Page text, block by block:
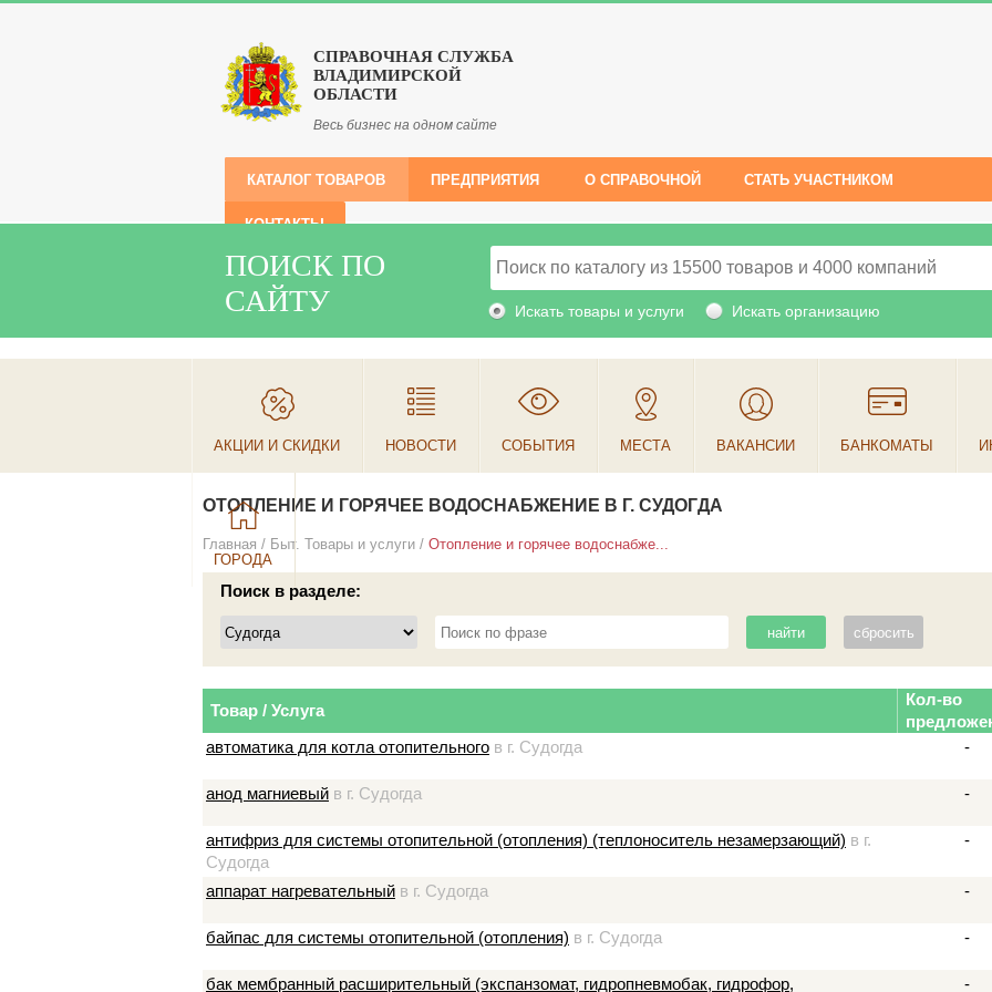
СПРАВОЧНАЯ СЛУЖБА
ВЛАДИМИРСКОЙ
ОБЛАСТИ
Весь бизнес на одном сайте
КАТАЛОГ ТОВАРОВ ПРЕДПРИЯТИЯ О СПРАВОЧНОЙ СТАТЬ УЧАСТНИКОМ
КОНТАКТЫ
ПОИСК ПО
САЙТУ
Искать товары и услуги Искать организацию
АКЦИИ И СКИДКИ НОВОСТИ СОБЫТИЯ МЕСТА ВАКАНСИИ БАНКОМАТЫ
ГОРОДА
ОТОПЛЕНИЕ И ГОРЯЧЕЕ ВОДОСНАБЖЕНИЕ В Г. СУДОГДА
Главная / Быт. Товары и услуги / Отопление и горячее водоснабже...
Поиск в разделе:
Товар / Услуга
Кол-во
автоматика для котла отопительного в г. Судогда -
анод магниевый в г. Судогда -
антифриз для системы отопительной (отопления) (теплоноситель незамерзающий) в г.
Судогда
-
аппарат нагревательный в г. Судогда -
байпас для системы отопительной (отопления) в г. Судогда -
бак мембранный расширительный (экспанзомат, гидропневмобак, гидрофор, -